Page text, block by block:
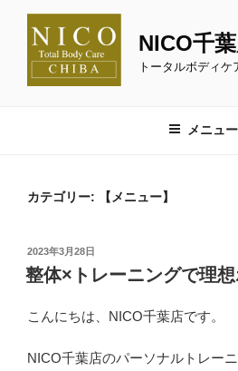
NICO千
トータルボディケ
メニュー
カテゴリー: 【メニュー】
投
稿
日:
2023年3月28日
整体×トレーニングで理
こんにちは、NICO千葉店です。
NICO千葉店のパーソナルトレー